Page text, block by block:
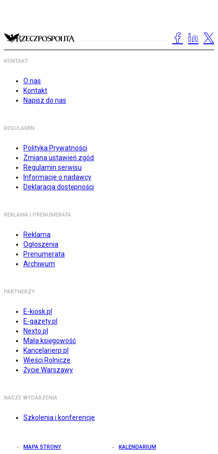
KONTAKT
O nas
Kontakt
Napisz do nas
REGULAMIN
Polityka Prywatności
Zmiana ustawień zgód
Regulamin serwisu
Informacje o nadawcy
Deklaracja dostępności
REKLAMA I PRENUMERATA
Reklama
Ogłoszenia
Prenumerata
Archiwum
PARTNERZY
E-kiosk.pl
E-gazety.pl
Nexto.pl
Mała księgowość
Kancelarierp.pl
Wieści Rolnicze
Życie Warszawy
NASZE WYDARZENIA
Szkolenia i konferencje
MAPA STRONY KALENDARIUM